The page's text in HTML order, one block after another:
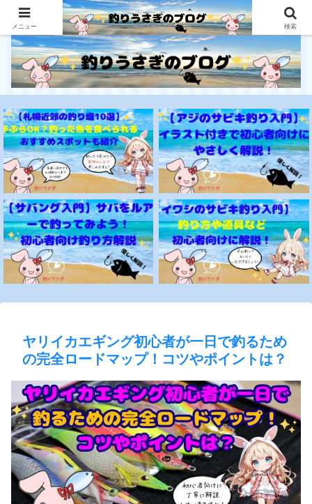
釣り初心者にとっても優しいサイト
ヤリイカエギング初心者が一日で釣るため
の完全ロードマップ！コツやポイントは？
メニュー 検索